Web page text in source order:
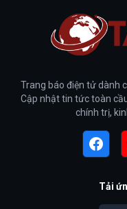
Trang báo điện tử dành
Cập nhật tin tức toàn
chính trị,
Tải